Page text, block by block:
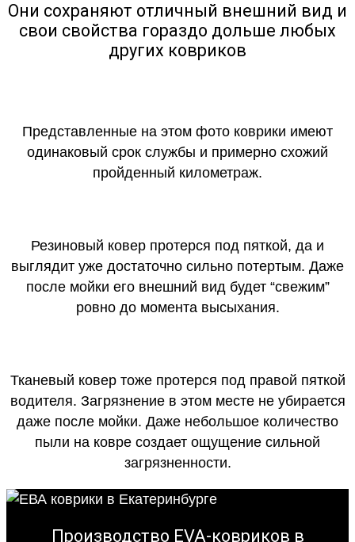
Они сохраняют отличный внешний вид и
свои свойства гораздо дольше любых
других ковриков
Представленные на этом фото коврики имеют
одинаковый срок службы и примерно схожий
пройденный километраж.
Резиновый ковер протерся под пяткой, да и
выглядит уже достаточно сильно потертым. Даже
после мойки его внешний вид будет “свежим”
ровно до момента высыхания.
Тканевый ковер тоже протерся под правой пяткой
водителя. Загрязнение в этом месте не убирается
даже после мойки. Даже небольшое количество
пыли на ковре создает ощущение сильной
загрязненности.
Производство EVA-ковриков в